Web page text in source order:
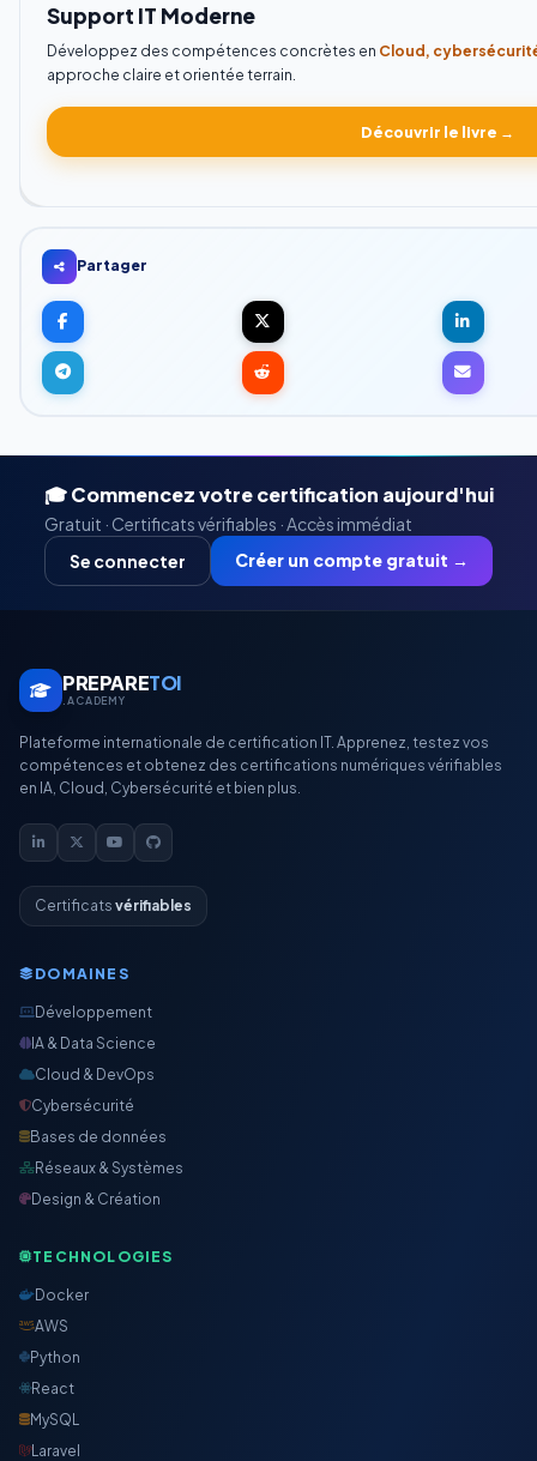
Support IT Moderne
Développez des compétences concrètes en Cloud,
approche claire et orientée terrain.
Découvrir le livre →
Partager
🎓 Commencez votre certification aujourd'hui
Gratuit · Certificats vérifiables · Accès immédiat
Se connecter
Créer un compte gratuit →
PREPARETOI
.ACADEMY
Plateforme internationale de certification IT. Apprenez, testez vos
compétences et obtenez des certifications numériques vérifiables
en IA, Cloud, Cybersécurité et bien plus.
Certificats vérifiables
DOMAINES
Développement
IA & Data Science
Cloud & DevOps
Cybersécurité
Bases de données
Réseaux & Systèmes
Design & Création
TECHNOLOGIES
Docker
AWS
Python
React
MySQL
Laravel